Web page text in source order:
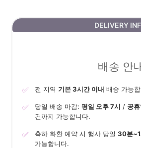
DELIVERY
배송 안
✅ 전 지역 기본 3시간 이내 배송 가능
✅ 당일 배송 마감: 평일 오후 7시 / 공
건까지 가능합니다.
✅ 축하 화환 예약 시 행사 당일 30분~1
가능합니다.